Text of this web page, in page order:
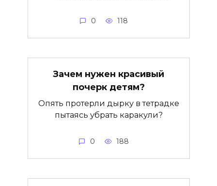
0 118
Зачем нужен красивый
почерк детям?
Опять протерли дырку в тетрадке
пытаясь убрать каракули?
0 188